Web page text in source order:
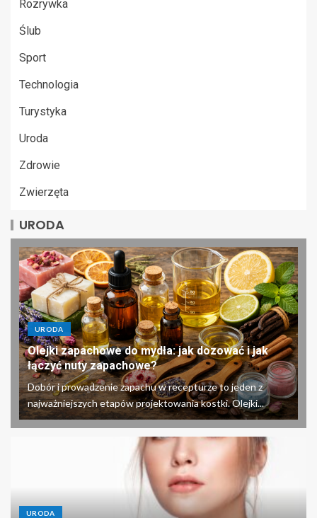
Rozrywka
Ślub
Sport
Technologia
Turystyka
Uroda
Zdrowie
Zwierzęta
URODA
URODA
Olejki zapachowe do mydła: jak dozować i jak
łączyć nuty zapachowe?
Dobór i prowadzenie zapachu w recepturze to jeden z
najważniejszych etapów projektowania kostki. Olejki...
URODA